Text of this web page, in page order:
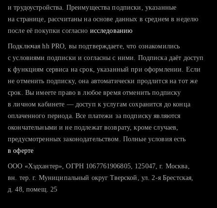
тратите много времени на поиск и вручную поднимаете
хотите сравнить себя с конкурентами и оценить шансы
и трудоустройства. Преимущества подписки, указанные
на странице, рассчитаны на основе данных в среднем в неделю
после её покупки согласно исследованию
Подключая hh PRO, вы подтверждаете, что ознакомились
с условиями подписки и согласны с ними. Подписка даёт доступ
к функциям сервиса на срок, указанный при оформлении. Если
не отменить подписку, она автоматически продлится на тот же
срок. Вы имеете право в любое время отменить подписку
в личном кабинете — доступ к услугам сохранится до конца
оплаченного периода. Все платежи за подписку являются
окончательными и не подлежат возврату, кроме случаев,
предусмотренных законодательством. Полные условия есть
в оферте
ООО «Хэдхантер», ОГРН 1067761906805, 125047, г. Москва,
вн. тер. г. Муниципальный округ Тверской, ул. 2-я Брестская,
д. 48, помещ. 25